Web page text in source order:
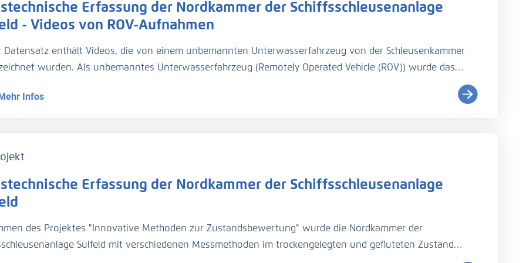
Tiefe positioniert.Erfassung der Nordkammer der Schiffsschleusenanlage
- Videos von ROV-Aufnahmen
Datensatz enthält Videos, die von einem unbemannten Unterwasserfahrzeug von der Schleusenkammer
wurden. Als unbemanntes Unterwasserfahrzeug (Remotely Operated Vehicle (ROV)) wurde das
Revolution" mit dem integrierten bildgebenden Sonar Blueprint Oculus Multibeam Sonars - M1200D
Die Steuerung erfolgte per Fernsteuerung von der Schleusenplattform aus. Vollständig aufgezeichnet
aufgrund ihrer hohen Anzahl an Schäden die südlichen Kammerabschnitte Nr. 3 und 12 mit einer Länge von
Die Wandabschnitte wurden in einem Abstand von etwa einem halben Meter in horizontalen Reihen
Tiefe abgefahren, um Videoaufnahmen davon zu erzeugen.
Infos
Erfassung der Nordkammer der Schiffsschleusenanlage
des Projektes "Innovative Methoden zur Zustandsbewertung" wurde die Nordkammer der
Sülfeld mit verschiedenen Messmethoden im trockengelegten und gefluteten Zustand